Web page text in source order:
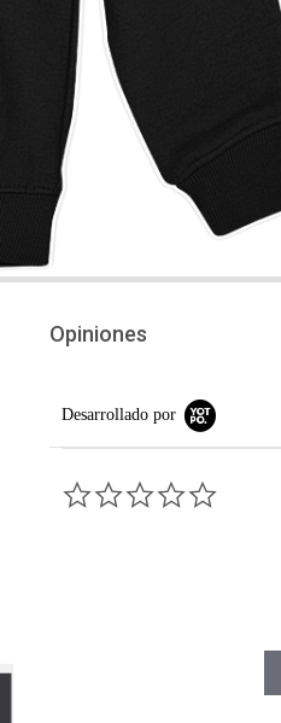
Opiniones
Desarrollado por